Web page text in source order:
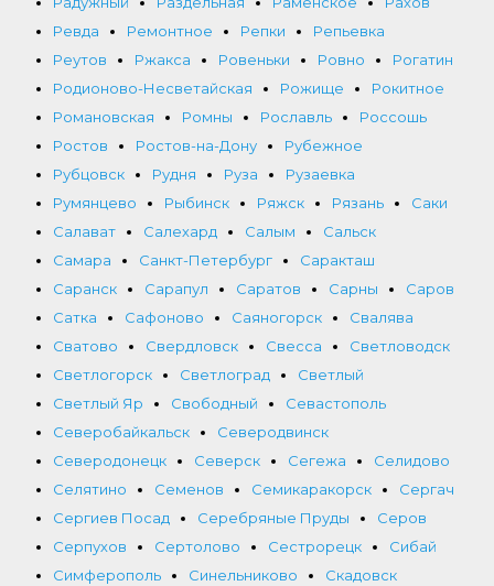
Ревда
Ремонтное Репки
Репьевка
Реутов
Ржакса Ровеньки Ровно
Рогатин
Родионово-Несветайская
Рожище
Рокитное
Романовская
Ромны Рославль
Россошь
Ростов
Ростов-на-Дону
Рубежное
Рубцовск
Рудня Руза
Рузаевка
Румянцево
Рыбинск Ряжск Рязань
Саки
Салават
Салехард Салым
Сальск
Самара
Санкт-Петербург
Саракташ
Саранск
Сарапул Саратов Сарны
Саров
Сатка
Сафоново Саяногорск
Свалява
Сватово
Свердловск Свесса
Светловодск
Светлогорск
Светлоград
Светлый
Светлый Яр
Свободный
Севастополь
Северобайкальск
Северодвинск
Северодонецк
Северск Сегежа
Селидово
Селятино
Семенов Семикаракорск
Сергач
Сергиев Посад
Серебряные Пруды
Серов
Серпухов
Сертолово Сестрорецк
Сибай
Симферополь
Синельниково
Скадовск